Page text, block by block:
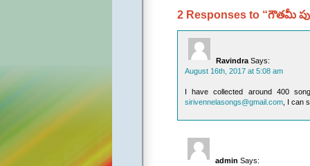
2 Responses to “గౌతమీ
Ravindra Says:
August 16th, 2017 at 5:08 am
I have collected around 400
sirivennelasongs@gmail.com , I can
admin Says: